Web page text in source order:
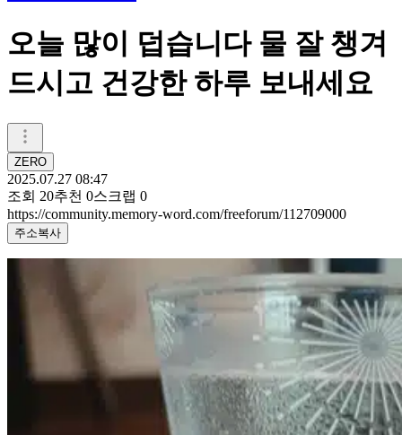
오늘 많이 덥습니다 물 잘 챙겨
드시고 건강한 하루 보내세요
ZERO
2025.07.27 08:47
조회 20추천 0스크랩 0
https://community.memory-word.com/freeforum/112709000
주소복사